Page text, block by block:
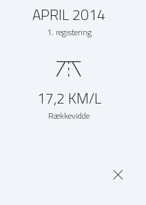
APRIL 2014
1. registering
17,2 KM/L
Rækkevidde